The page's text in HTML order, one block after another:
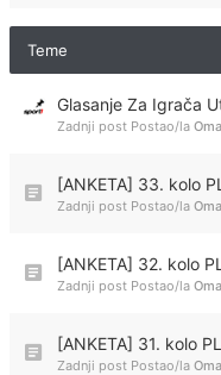
Teme
Glasanje Za Igrača
Zadnji post Postao/la
[ANKETA] 33. kolo
Zadnji post Postao/la
[ANKETA] 32. kolo
Zadnji post Postao/la
[ANKETA] 31. kolo
Zadnji post Postao/la